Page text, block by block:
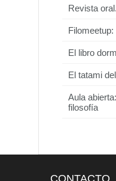
Revista
El libro
El tatami
Aula
filosofía
CONTACTO